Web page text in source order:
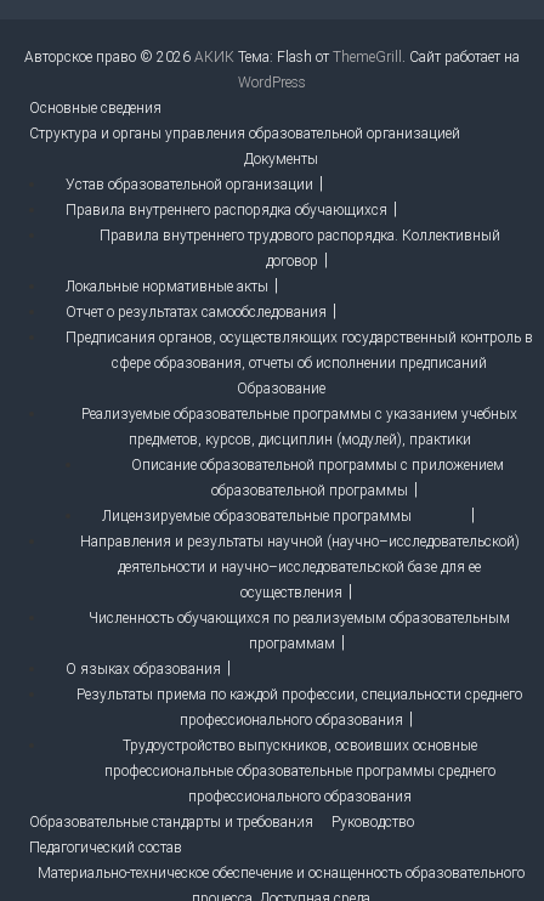
Авторское право © 2026 АКИК Тема: Flash отThemeGrill
. Сайт работает на
WordPress
Основные сведения
Структура и органы управления образовательной организацией
Документы
Устав образовательной организации
Правила внутреннего распорядка обучающихся
Правила внутреннего трудового распорядка. Коллективный
договор
Локальные нормативные акты
Отчет о результатах самообследования
Предписания органов, осуществляющих государственный контроль в
сфере образования, отчеты об исполнении предписаний
Образование
Реализуемые образовательные программы с указанием учебных
предметов, курсов, дисциплин (модулей), практики
Описание образовательной программы с приложением
образовательной программы
Лицензируемые образовательные программы
Направления и результаты научной (научно–исследовательской)
деятельности и научно–исследовательской базе для ее
осуществления
Численность обучающихся по реализуемым образовательным
программам
О языках образования
Результаты приема по каждой профессии, специальности среднего
профессионального образования
Трудоустройство выпускников, освоивших основные
профессиональные образовательные программы среднего
профессионального образования
Образовательные стандарты и требования
Руководство
Педагогический состав
Материально-техническое обеспечение и оснащенность образовательного